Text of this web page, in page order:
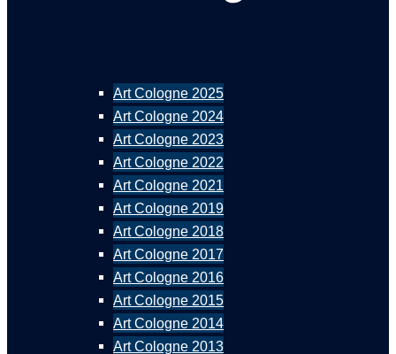
Art Cologne 2025
Art Cologne 2024
Art Cologne 2023
Art Cologne 2022
Art Cologne 2021
Art Cologne 2019
Art Cologne 2018
Art Cologne 2017
Art Cologne 2016
Art Cologne 2015
Art Cologne 2014
Art Cologne 2013